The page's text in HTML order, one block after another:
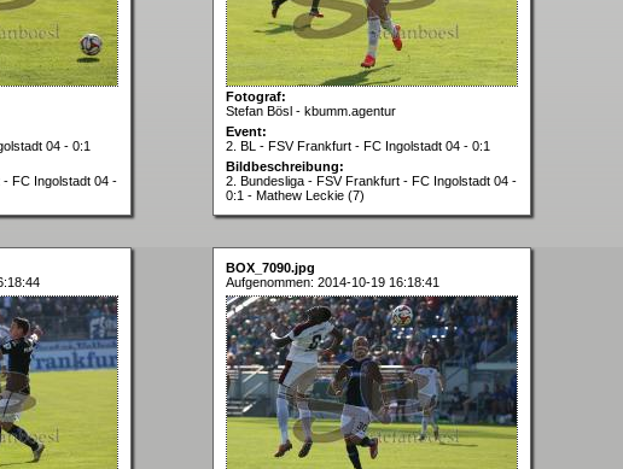
04 - 0:1
FC Ingolstadt 04 -
Fotograf:
Stefan Bösl - kbumm.agentur
Event:
2. BL - FSV Frankfurt - FC Ingolstadt 04 - 0:1
Bildbeschreibung:
2. Bundesliga - FSV Frankfurt - FC Ingolstadt 04 -
0:1 - Mathew Leckie (7)
BOX_7090.jpg
Aufgenommen: 2014-10-19 16:18:41